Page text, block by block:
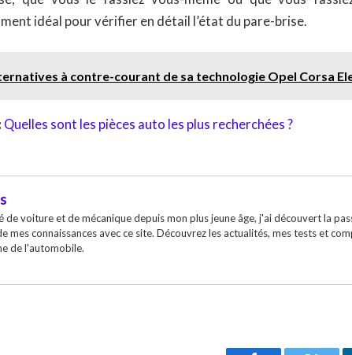
idéal pour vérifier en détail l’état du pare-brise.
à contre-courant de sa technologie Opel Corsa
Quelles sont les pièces auto les plus recherchées ?
de voiture et de mécanique depuis mon plus jeune âge, j'ai découvert la
mes connaissances avec ce site. Découvrez les actualités, mes tests et
de l'automobile.